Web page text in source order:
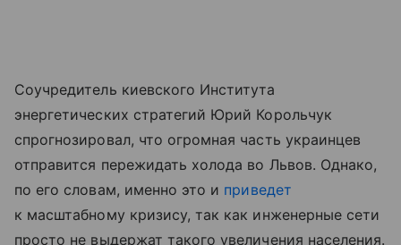
Соучредитель киевского Института
энергетических стратегий Юрий Корольчук
спрогнозировал, что огромная часть украинцев
отправится пережидать холода во Львов. Однако,
по его словам, именно это и приведет
к масштабному кризису, так как инженерные сети
просто не выдержат такого увеличения населения.